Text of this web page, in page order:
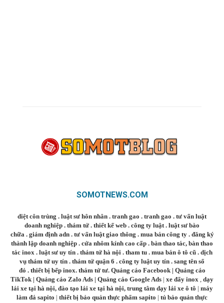
SOMOTNEWS.COM
diệt côn trùng . luật sư hôn nhân . tranh gao . tranh gao . tư vấn luật
doanh nghiệp . thám tử . thiết kế web . công ty luật. luật sư bào
chữa. giám định adn. tư vấn luật giao thông . mua bán công ty. đăng ký
thành lập doanh nghiệp . cửa nhôm kính cao cấp . bàn thao tác, bàn thao
tác inox. luật sư uy tín. thám tử hà nội. tham tu. mua bán ô tô cũ. dịch
vụ thám tử uy tín . thám tử quận 6 . công ty luật uy tín . sang tên sổ
đỏ . thiết bị bếp inox. thám tử tư. Quảng cáo Facebook| Quảng cáo
TikTok | Quảng cáo Zalo Ads | Quảng cáo Google Ads | xe đẩy inox , dạy
lái xe tại hà nội, đào tạo lái xe tại hà nội, trung tâm dạy lái xe ô tô | máy
làm đá sapito | thiết bị bảo quản thực phẩm sapito | tủ bảo quản thực